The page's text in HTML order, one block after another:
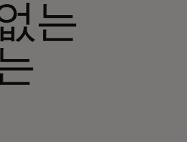
는